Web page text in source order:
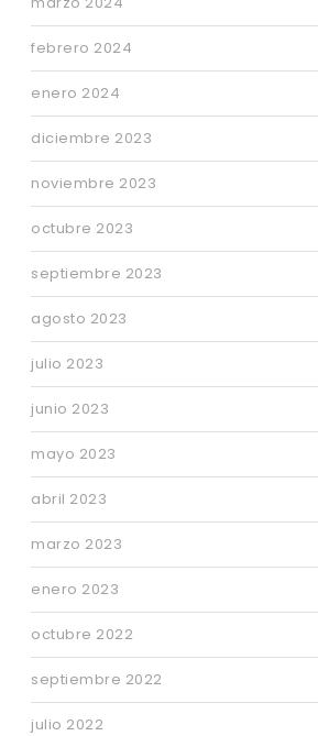
febrero 2024
enero 2024
diciembre 2023
noviembre 2023
octubre 2023
septiembre 2023
agosto 2023
julio 2023
junio 2023
mayo 2023
abril 2023
marzo 2023
enero 2023
octubre 2022
septiembre 2022
julio 2022